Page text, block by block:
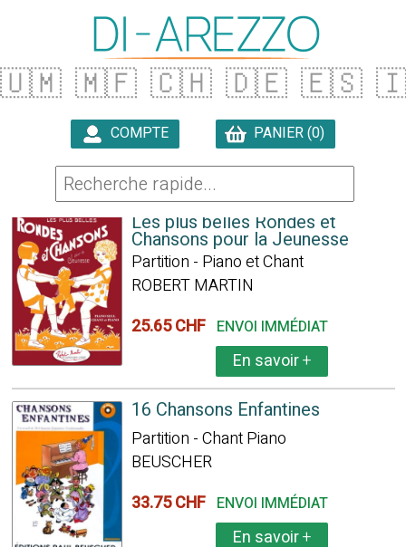
🇺🇲 🇲🇫 🇨🇭 🇩🇪 🇪🇸
COMPTE PANIER (0)
94 ARTICLES TROUVÉS
Les plus belles Rondes et
Chansons pour la Jeunesse
Partition - Piano et Chant
ROBERT MARTIN
25.65 CHF ENVOI IMMÉDIAT
En savoir+
16 Chansons Enfantines
Partition - Chant Piano
BEUSCHER
33.75 CHF ENVOI IMMÉDIAT
En savoir+